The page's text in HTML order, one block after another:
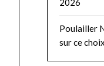
2026
Poulailler
sur ce